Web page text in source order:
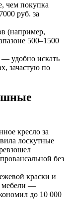
чем покупка
руб. за
(например,
500–1500
удобно искать
зачастую по
кресло за
лоскутные
без
краски и
мебели —
до 10 000